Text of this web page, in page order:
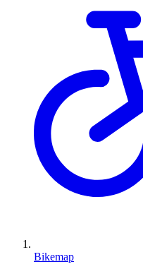
Bikemap